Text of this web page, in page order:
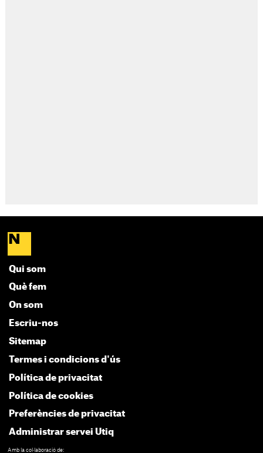
Qui som
Què fem
On som
Escriu-nos
Sitemap
Termes i condicions d'ús
Política de privacitat
Política de cookies
Preferències de privacitat
Administrar servei Utiq
Amb la col·laboració de: